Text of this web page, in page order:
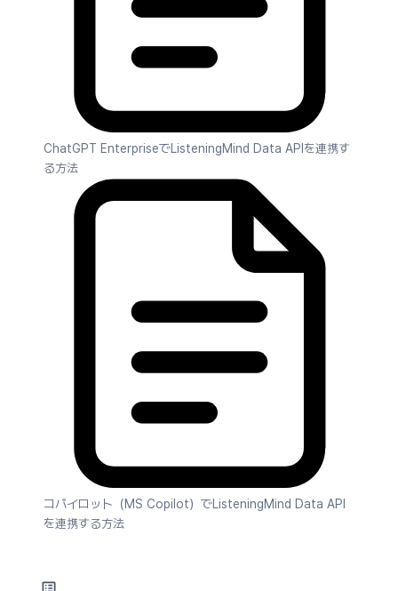
ChatGPT EnterpriseでListeningMind Data APIを連携す
る方法
コパイロット（MS Copilot）でListeningMind Data API
を連携する方法